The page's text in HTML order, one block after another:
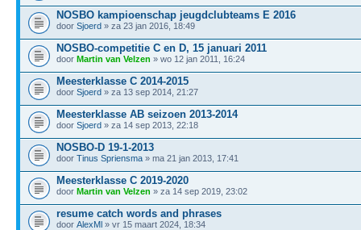
NOSBO kampioenschap jeugdclubteams E 2016
door Sjoerd » za 23 jan 2016, 18:49
NOSBO-competitie C en D, 15 januari 2011
door Martin van Velzen » wo 12 jan 2011, 16:24
Meesterklasse C 2014-2015
door Sjoerd » za 13 sep 2014, 21:27
Meesterklasse AB seizoen 2013-2014
door Sjoerd » za 14 sep 2013, 22:18
NOSBO-D 19-1-2013
door Tinus Spriensma » ma 21 jan 2013, 17:41
Meesterklasse C 2019-2020
door Martin van Velzen » za 14 sep 2019, 23:02
resume catch words and phrases
door AlexMl » vr 15 maart 2024, 18:34